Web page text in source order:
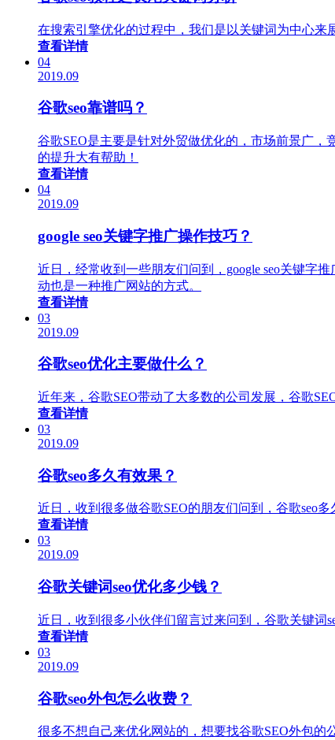
在搜索引擎优化的过程中，我们是以关键词为中心来
查看详情
04
2019.09
谷歌seo靠谱吗？
谷歌SEO是主要是针对外贸做优化的，市场前景广，
的提升大有帮助！
查看详情
04
2019.09
google seo关键字推广操作技巧？
近日，经常收到一些朋友们问到，google seo关键字
动也是一种推广网站的方式。
查看详情
03
2019.09
谷歌seo优化主要做什么？
近年来，谷歌SEO带动了大多数的公司发展，谷歌
查看详情
03
2019.09
谷歌seo多久有效果？
近日，收到很多做谷歌SEO的朋友们问到，谷歌seo
查看详情
03
2019.09
谷歌关键词seo优化多少钱？
近日，收到很多小伙伴们留言过来问到，谷歌关键词
查看详情
03
2019.09
谷歌seo外包怎么收费？
很多不想自己来优化网站的，想要找谷歌SEO外包的